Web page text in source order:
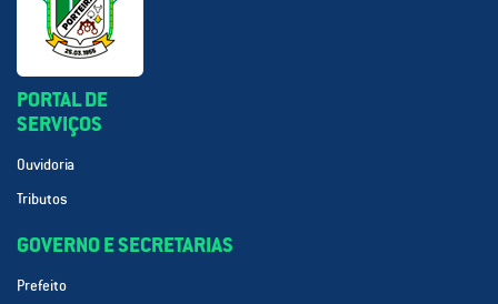
PORTAL DE
SERVIÇOS
Ouvidoria
Tributos
GOVERNO E SECRETARIAS
Prefeito